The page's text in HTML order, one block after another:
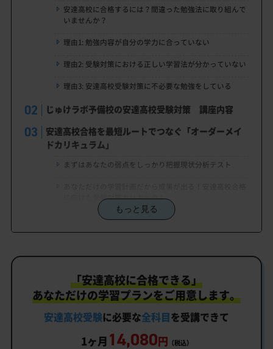
安達高校に合格するには？間違った勉強法に取り組んで
いませんか？
理由1: 勉強内容が自分の学力に合っていない
理由2: 受験対策における正しい学習法が分かっていない
理由3: 安達高校受験対策に不必要な勉強をしている
じゅけラボ予備校の安達高校受験対策 講座内容
安達高校合格を最短ルートでつなぐ「オーダーメイ
ドカリキュラム」
まずはあなたの弱点をしっかり把握現状分析テスト
に向けた受験対策カリキュラム
学習効果をしっかり確認定着度テスト
イドカリキュラム」だから成果が出る！
カリキュラムや料金についてお気軽にご相談くださ
い
安達高校受験専門のオンライン家庭教師「いつでも
もっと見る
「安達高校に合格できる」
あなただけの学習プランをご用意します。
安達高校受験に必要な全科目を受講できて
1ヶ月 14,080円 （税込）